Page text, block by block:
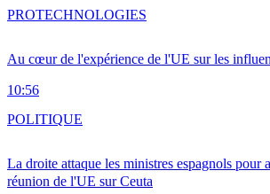
Au cœur de l'expérience de l'UE sur les
10:56
PROTECHNOLOGIES
La droite attaque les ministres espagnols pour
réunion de l'UE sur Ceuta
POLITIQUE